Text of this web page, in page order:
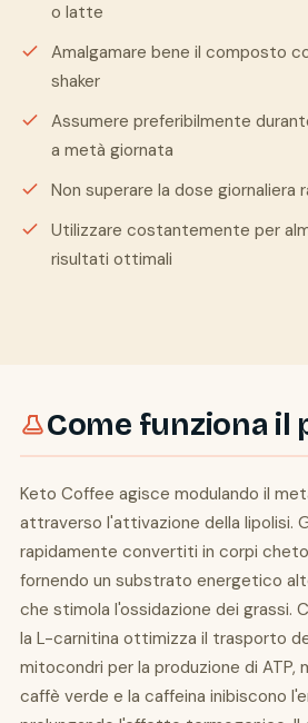
o latte
Amalgamare bene il composto
shaker
Assumere preferibilmente
a metà giornata
Non superare la dose giornaliera
Utilizzare costantemente per
risultati ottimali
Come funziona il
Keto Coffee agisce modulando il
attraverso l'attivazione della lipolisi.
rapidamente convertiti in corpi
fornendo un substrato energetico
che stimola l'ossidazione dei grassi.
la L-carnitina ottimizza il trasporto
mitocondri per la produzione di
caffè verde e la caffeina inibiscono